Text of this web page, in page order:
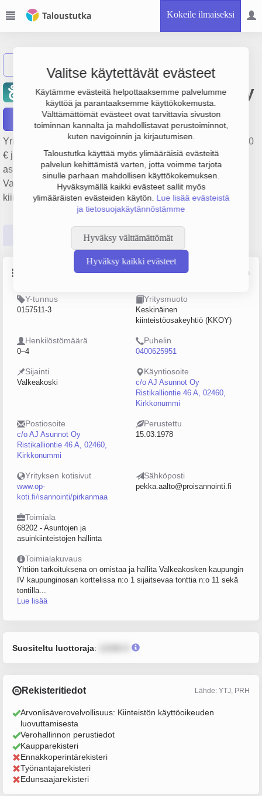
Kokeile ilmaiseksi
Valitse käytettävät evästeet
Käytämme evästeitä helpottaaksemme palvelumme
käyttöä ja parantaaksemme käyttökokemusta.
Välttämättömät evästeet ovat tarvittavia sivuston
toiminnan kannalta ja mahdollistavat perustoiminnot,
kuten navigoinnin ja kirjautumisen.
Taloustutka käyttää myös ylimääräisiä evästeitä
palvelun kehittämistä varten, jotta voimme tarjota
sinulle parhaan mahdollisen käyttökokemuksen.
Hyväksymällä kaikki evästeet sallit myös
ylimääräisten evästeiden käytön. Lue lisää evästeistä
ja tietosuojakäytännöstämme
Hyväksy välttämättömät
Hyväksy kaikki evästeet
Valkeakosken Yhteistalo Oy
Raportit
Yrityksen Valkeakosken Yhteistalo Oy liikevaihto on 262 000
€ ja tulos -4 000 €. Sen päätoimiala on Asuntojen ja
asuinkiinteistöjen hallinta, perustamisvuosi 1978 ja sijainti
Valkeakoski. Yrityksen yhtiömuoto Keskinäinen
kiinteistöosakeyhtiö (KKOY).
Tilinpäätösluvut Päättäjätiedot
Lähde: YTJ, PRH, Traficom
Y-tunnus
0157511-3
Yritysmuoto
Keskinäinen
kiinteistöosakeyhtiö (KKOY)
Henkilöstömäärä
0–4
Puhelin
0400625951
Sijainti
Valkeakoski
Käyntiosoite
c/o AJ Asunnot Oy
Ristikalliontie 46 A, 02460,
Kirkkonummi
Postiosoite
c/o AJ Asunnot Oy
Ristikalliontie 46 A, 02460,
Kirkkonummi
Perustettu
15.03.1978
Yrityksen kotisivut
www.op-
koti.fi/isannointi/pirkanmaa
Sähköposti
pekka.aalto@proisannointi.fi
Toimiala
68202 - Asuntojen ja
asuinkiinteistöjen hallinta
Toimialakuvaus
Yhtiön tarkoituksena on omistaa ja hallita Valkeakosken kaupungin
IV kaupunginosan korttelissa n:o 1 sijaitsevaa tonttia n:o 11 sekä
tontilla...
Lue lisää
Suositeltu luottoraja:
Rekisteritiedot Lähde: YTJ, PRH
Arvonlisäverovelvollisuus: Kiinteistön käyttöoikeuden
luovuttamisesta
Verohallinnon perustiedot
Kaupparekisteri
Ennakkoperintärekisteri
Työnantajarekisteri
Edunsaajarekisteri